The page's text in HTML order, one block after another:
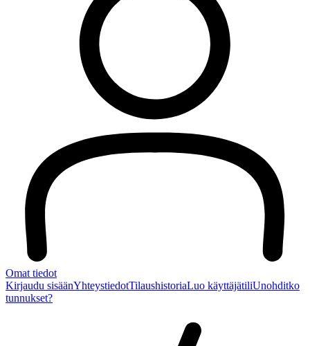
Omat tiedot
Kirjaudu sisäänYhteystiedotTilaushistoriaLuo käyttäjätiliUnohditko
tunnukset?